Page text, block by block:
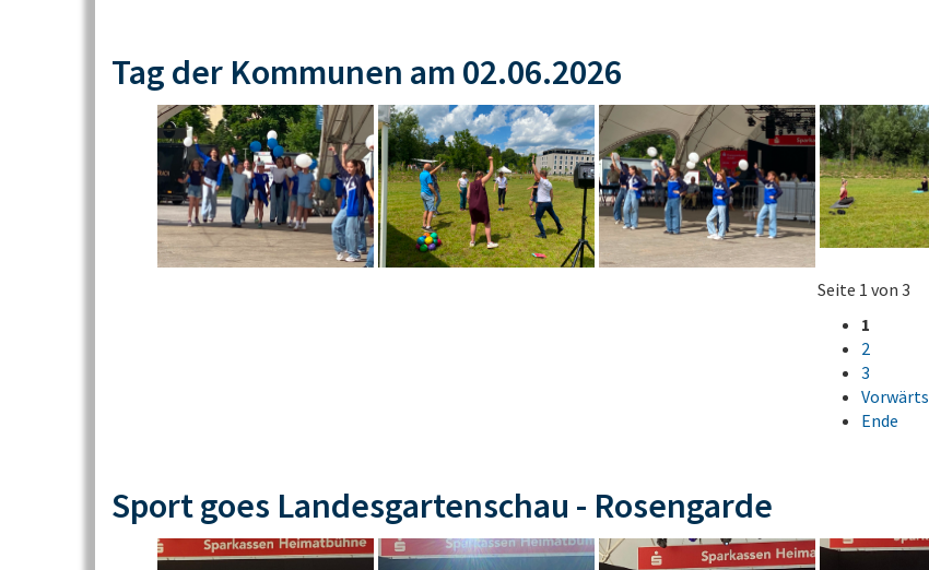
Tag der Kommunen am 02.06.2026
Seite 1 von 3
1
2
3
Vorwärts
Ende
Sport goes Landesgartenschau - Rosengarde